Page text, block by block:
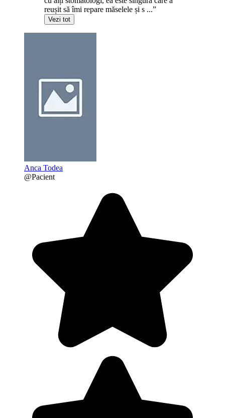
reușit să îmi repare măselele și s ...”
Vezi tot
Anca Todea
@Pacient